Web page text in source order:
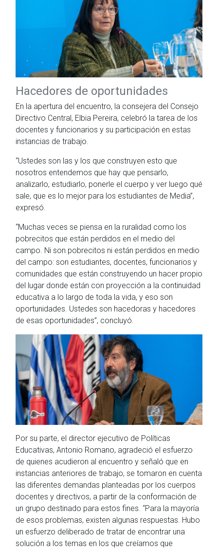
Hacedores de oportunidades
En la apertura del encuentro, la consejera del Consejo
Directivo Central, Elbia Pereira, celebró la tarea de los
docentes y funcionarios y su participación en estas
instancias de trabajo.
“Ustedes son las y los que construyen esto que
nosotros entendemos que hay que pensarlo,
analizarlo, estudiarlo, ponerle el cuerpo y ver luego qué
sale, que es lo mejor para los estudiantes de Media”,
expresó.
“Muchas veces se piensa en la ruralidad como los
pobrecitos que están perdidos en el medio del
campo. Ni son pobrecitos ni están perdidos en medio
del campo: son estudiantes, docentes, funcionarios y
comunidades que están construyendo un hacer propio
del lugar donde están con proyección a la continuidad
educativa a lo largo de toda la vida, y eso son
oportunidades. Ustedes son hacedoras y hacedores
de esas oportunidades”, concluyó.
Por su parte, el director ejecutivo de Políticas
Educativas, Antonio Romano, agradeció el esfuerzo
de quienes acudieron al encuentro y señaló que en
instancias anteriores de trabajo, se tomaron en cuenta
las diferentes demandas planteadas por los cuerpos
docentes y directivos, a partir de la conformación de
un grupo destinado para estos fines. “Para la mayoría
de esos problemas, existen algunas respuestas. Hubo
un esfuerzo deliberado de tratar de encontrar una
solución a los temas en los que creíamos que